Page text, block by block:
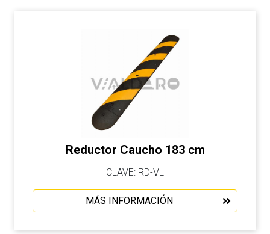
Reductor Caucho 183 cm
CLAVE: RD-VL
MÁS INFORMACIÓN